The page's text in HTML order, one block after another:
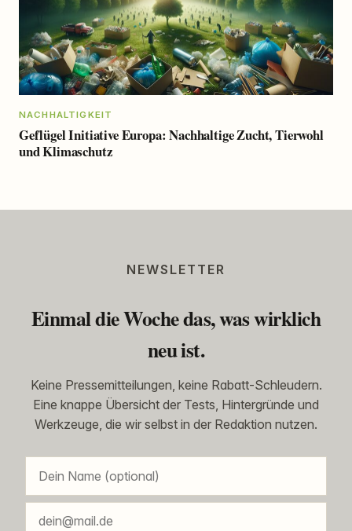
NACHHALTIGKEIT
Geflügel Initiative Europa: Nachhaltige Zucht, Tierwohl
und Klimaschutz
NEWSLETTER
Einmal die Woche das, was wirklich
neu ist.
Keine Pressemitteilungen, keine Rabatt-Schleudern.
Eine knappe Übersicht der Tests, Hintergründe und
Werkzeuge, die wir selbst in der Redaktion nutzen.